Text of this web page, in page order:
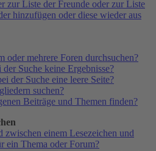
zur Liste der Freunde oder zur Liste
hinzufügen oder diese wieder aus
oder mehrere Foren durchsuchen?
Suche keine Ergebnisse?
der Suche eine leere Seite?
suchen?
Beiträge und Themen finden?
zwischen einem Lesezeichen und
ein Thema oder Forum?